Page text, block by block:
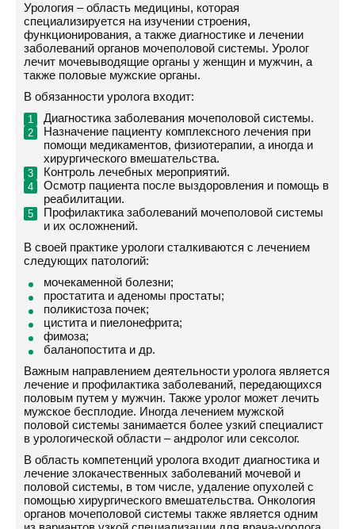
Урология – область медицины, которая
специализируется на изучении строения,
функционирования, а также диагностике и лечении
заболеваний органов мочеполовой системы. Уролог
лечит мочевыводящие органы у женщин и мужчин, а
также половые мужские органы.
В обязанности уролога входит:
Диагностика заболевания мочеполовой системы.
Назначение пациенту комплексного лечения при
помощи медикаментов, физиотерапии, а иногда и
хирургического вмешательства.
Контроль лечебных мероприятий.
Осмотр пациента после выздоровления и помощь в
реабилитации.
Профилактика заболеваний мочеполовой системы
и их осложнений.
В своей практике урологи сталкиваются с лечением
следующих патологий:
мочекаменной болезни;
простатита и аденомы простаты;
поликистоза почек;
цистита и пиелонефрита;
фимоза;
баланопостита и др.
Важным направлением деятельности уролога является
лечение и профилактика заболеваний, передающихся
половым путем у мужчин. Также уролог может лечить
мужское бесплодие. Иногда лечением мужской
половой системы занимается более узкий специалист
в урологической области – андролог или сексолог.
В область компетенций уролога входит диагностика и
лечение злокачественных заболеваний мочевой и
половой системы, в том числе, удаление опухолей с
помощью хирургического вмешательства. Онкология
органов мочеполовой системы также является одним